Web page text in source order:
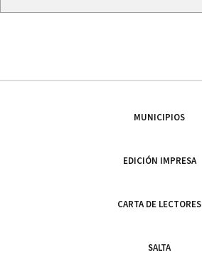
MUNICIPIOS
EDICIÓN IMPRESA
CARTA DE LECTORES
SALTA